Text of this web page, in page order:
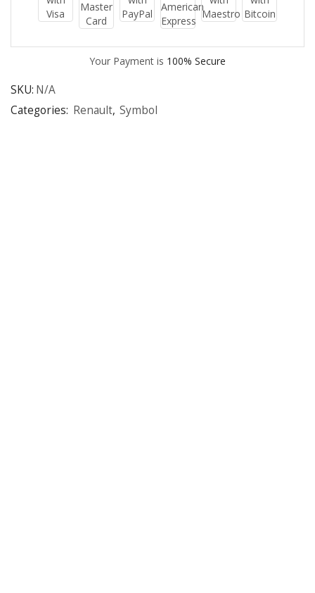
Your Payment is 100% Secure
SKU: N/A
Categories: Renault, Symbol